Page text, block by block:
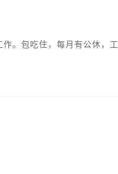
。包吃住，每月有公休，工